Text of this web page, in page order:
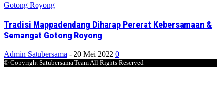
Gotong Royong
Tradisi Mappadendang Diharap Pererat Kebersamaan &
Semangat Gotong Royong
Admin Satubersama - 20 Mei 2022 0
© Copyright Satubersama Team All Rights Reserved